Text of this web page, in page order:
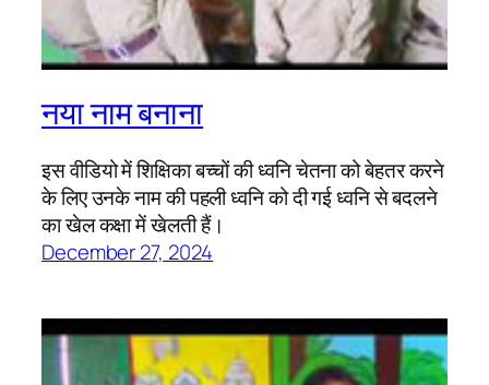
नया नाम बनाना
इस वीडियो में शिक्षिका बच्चों की ध्वनि चेतना को बेहतर करने
के लिए उनके नाम की पहली ध्वनि को दी गई ध्वनि से बदलने
का खेल कक्षा में खेलती हैं।
December 27, 2024